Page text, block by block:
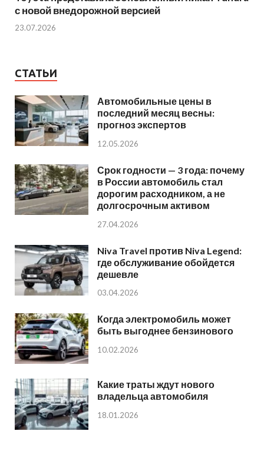
с новой внедорожной версией
23.07.2026
СТАТЬИ
Автомобильные цены в
последний месяц весны:
прогноз экспертов
12.05.2026
Срок годности — 3 года: почему
в России автомобиль стал
дорогим расходником, а не
долгосрочным активом
27.04.2026
Niva Travel против Niva Legend:
где обслуживание обойдется
дешевле
03.04.2026
Когда электромобиль может
быть выгоднее бензинового
10.02.2026
Какие траты ждут нового
владельца автомобиля
18.01.2026